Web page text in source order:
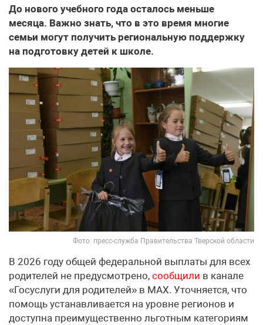
До нового учебного года осталось меньше
месяца. Важно знать, что в это время многие
семьи могут получить региональную поддержку
на подготовку детей к школе.
Фото: пресс-служба Правительства Тверской области
В 2026 году общей федеральной выплаты для всех
родителей не предусмотрено, сообщили в канале
«Госуслуги для родителей» в МАХ. Уточняется, что
помощь устанавливается на уровне регионов и
доступна преимущественно льготным категориям